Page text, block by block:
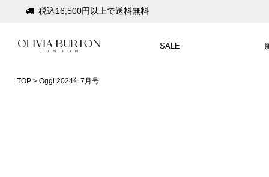
税込16,500円以上で送料無料
入って安心！時計保証プラス
SALE
TOP Oggi 2024年7月号